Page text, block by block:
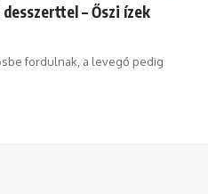
– Őszi ízek
fordulnak, a levegő pedig